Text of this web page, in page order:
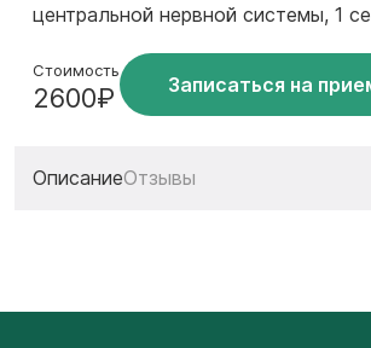
центральной нервной системы, 1
Стоимость
2600₽ Записаться на
ОписаниеОтзывы